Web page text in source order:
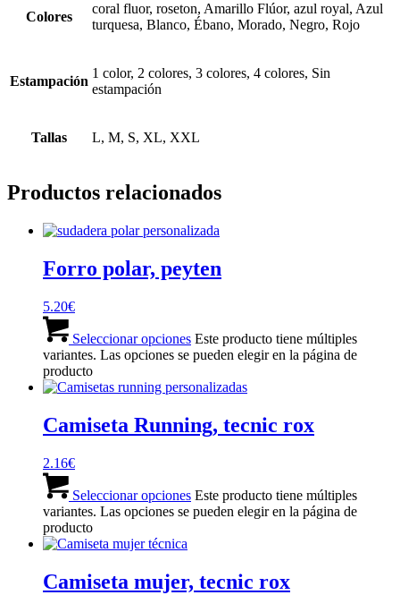
Colores
coral fluor, roseton, Amarillo Flúor, azul royal, Azul
turquesa, Blanco, Ébano, Morado, Negro, Rojo
Estampación
1 color, 2 colores, 3 colores, 4 colores, Sin
estampación
Tallas L, M, S, XL, XXL
Productos relacionados
Forro polar, peyten
5.20€
Seleccionar opciones Este producto tiene múltiples
variantes. Las opciones se pueden elegir en la página de
producto
Camiseta Running, tecnic rox
2.16€
Seleccionar opciones Este producto tiene múltiples
variantes. Las opciones se pueden elegir en la página de
producto
Camiseta mujer, tecnic rox